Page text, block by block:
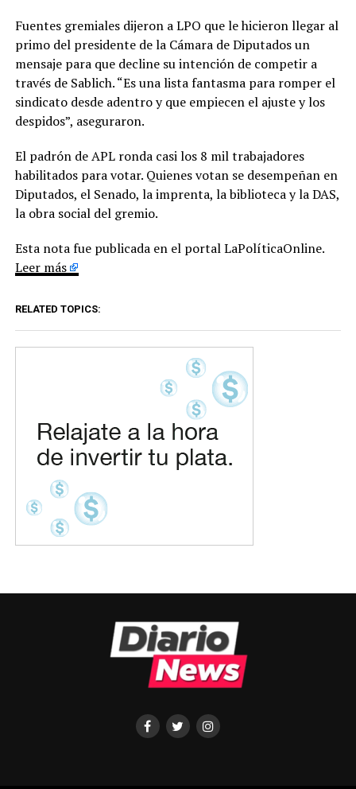
Fuentes gremiales dijeron a LPO que le hicieron llegar al
primo del presidente de la Cámara de Diputados un
mensaje para que decline su intención de competir a
través de Sablich. “Es una lista fantasma para romper el
sindicato desde adentro y que empiecen el ajuste y los
despidos”, aseguraron.
El padrón de APL ronda casi los 8 mil trabajadores
habilitados para votar. Quienes votan se desempeñan en
Diputados, el Senado, la imprenta, la biblioteca y la DAS,
la obra social del gremio.
Esta nota fue publicada en el portal LaPolíticaOnline.
Leer más
RELATED TOPICS: